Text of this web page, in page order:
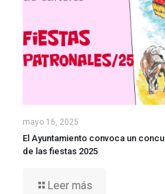
mayo 16, 2025
El Ayuntamiento convoca un
de las fiestas 2025
Leer más